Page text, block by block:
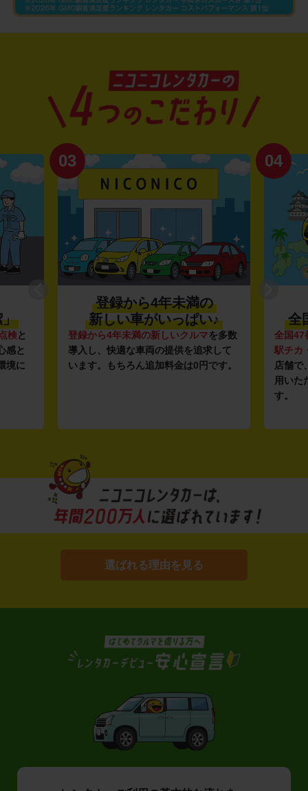
」
検と
感と
境に
03
登録から4年未満の
新しい車がいっぱい♪
登録から4年未満の新しいクルマを多数
導入し、快適な車両の提供を追求して
います。もちろん追加料金は0円です。
04
全
全国47
駅チカ
店舗で
用いた
す。
選ばれる理由を見る